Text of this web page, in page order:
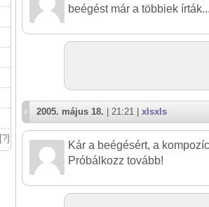
[?]
beégést már a többiek
2005. május 18. | 21:21 | xlsxls
Kár a beégésért, a
Próbálkozz tovább!